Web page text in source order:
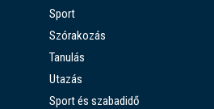
Sport
Szórakozás
Tanulás
Utazás
Sport és szabadidő